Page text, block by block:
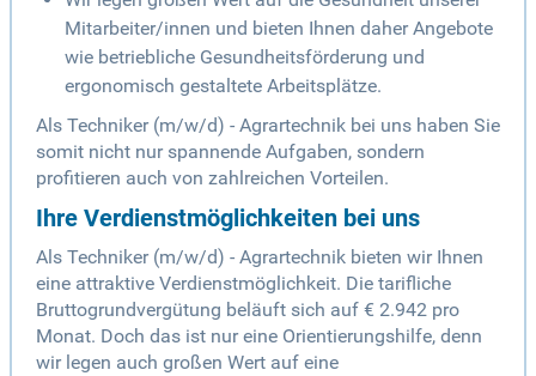
Mitarbeiter/innen und bieten Ihnen daher Angebote
wie betriebliche Gesundheitsförderung und
ergonomisch gestaltete Arbeitsplätze.
Als Techniker (m/w/d) - Agrartechnik bei uns haben Sie
somit nicht nur spannende Aufgaben, sondern
profitieren auch von zahlreichen Vorteilen.
Ihre Verdienstmöglichkeiten bei uns
Als Techniker (m/w/d) - Agrartechnik bieten wir Ihnen
eine attraktive Verdienstmöglichkeit. Die tarifliche
Bruttogrundvergütung beläuft sich auf € 2.942 pro
Monat. Doch das ist nur eine Orientierungshilfe, denn
wir legen auch großen Wert auf eine